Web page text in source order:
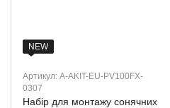
NEW
Артикул: A-AKIT-EU-PV100FX-
0307
Набір для монтажу сонячних